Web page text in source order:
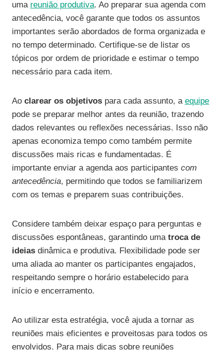
uma reunião produtiva. Ao preparar sua agenda com
antecedência, você garante que todos os assuntos
importantes serão abordados de forma organizada e
no tempo determinado. Certifique-se de listar os
tópicos por ordem de prioridade e estimar o tempo
necessário para cada item.
Ao clarear os objetivos para cada assunto, a equipe
pode se preparar melhor antes da reunião, trazendo
dados relevantes ou reflexões necessárias. Isso não
apenas economiza tempo como também permite
discussões mais ricas e fundamentadas. É
importante enviar a agenda aos participantes com
antecedência, permitindo que todos se familiarizem
com os temas e preparem suas contribuições.
Considere também deixar espaço para perguntas e
discussões espontâneas, garantindo uma troca de
ideias dinâmica e produtiva. Flexibilidade pode ser
uma aliada ao manter os participantes engajados,
respeitando sempre o horário estabelecido para
início e encerramento.
Ao utilizar esta estratégia, você ajuda a tornar as
reuniões mais eficientes e proveitosas para todos os
envolvidos. Para mais dicas sobre reuniões